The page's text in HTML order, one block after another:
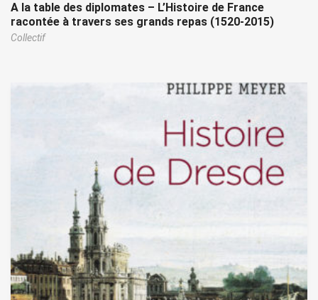
A la table des diplomates – L’Histoire de France
racontée à travers ses grands repas (1520-2015)
Collectif